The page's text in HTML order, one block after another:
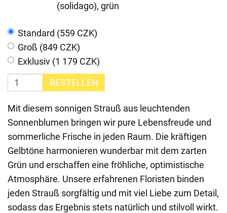
(solidago), grün
Standard (559 CZK)
Groß (849 CZK)
Exklusiv (1 179 CZK)
BESTELLEN
Mit diesem sonnigen Strauß aus leuchtenden
Sonnenblumen bringen wir pure Lebensfreude und
sommerliche Frische in jeden Raum. Die kräftigen
Gelbtöne harmonieren wunderbar mit dem zarten
Grün und erschaffen eine fröhliche, optimistische
Atmosphäre. Unsere erfahrenen Floristen binden
jeden Strauß sorgfältig und mit viel Liebe zum Detail,
sodass das Ergebnis stets natürlich und stilvoll wirkt.